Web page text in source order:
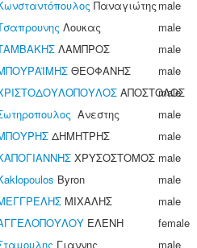
Παναγιώτης male
Λουκας
male
ΛΑΜΠΡΟΣ
male
ΘΕΟΦΑΝΗΣ
male
ΑΠΟΣΤΟΛΟΣ
male
Ανεστης
male
ΔΗΜΗΤΡΗΣ
male
ΧΡΥΣΟΣΤΟΜΟΣ male
Byron
male
ΜΙΧΑΛΗΣ
male
ΕΛΕΝΗ
female
Γιαννης
male